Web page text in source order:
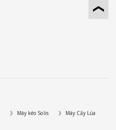
Máy kéo Solis
Máy Cấy Lúa